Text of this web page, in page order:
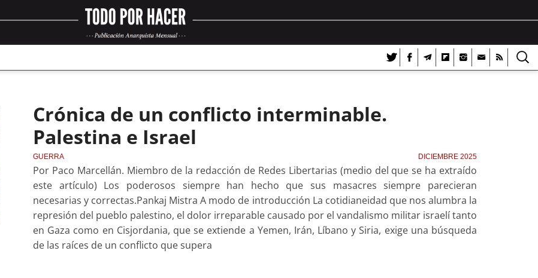
Crónica de un conﬂicto interminable.
Palestina e Israel
GUERRA DICIEMBRE 2025
Por Paco Marcellán. Miembro de la redacción de Redes Libertarias (medio del que se ha extraído
este artículo) Los poderosos siempre han hecho que sus masacres siempre parecieran
necesarias y correctas.Pankaj Mistra A modo de introducción La cotidianeidad que nos alumbra la
represión del pueblo palestino, el dolor irreparable causado por el vandalismo militar israelí tanto
en Gaza como en Cisjordania, que se extiende a Yemen, Irán, Líbano y Siria, exige una búsqueda
de las raíces de un conflicto que supera